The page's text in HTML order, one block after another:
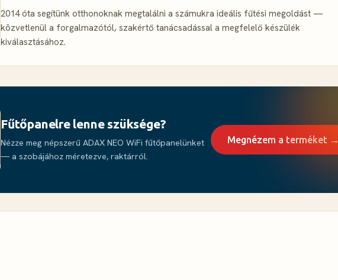
2014 óta segítünk otthonoknak megtalálni a számukra ideális fűtési megoldást —
közvetlenül a forgalmazótól, szakértő tanácsadással a megfelelő készülék
kiválasztásához.
Fűtőpanelre lenne szüksége?
Nézze meg népszerű ADAX NEO WiFi fűtőpanelünket
— a szobájához méretezve, raktárról.
Megnézem a terméket →